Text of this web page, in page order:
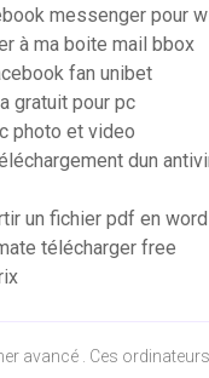
messenger pour
à ma boite mail bbox
fan unibet
gratuit pour pc
photo et video
dun
un fichier pdf en
télécharger free
avancé . Ces